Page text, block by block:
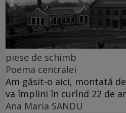
piese de schimb
Poema centralei
Am găsit-o aici, montată
va împlini în curînd 22 de
Ana Maria SANDU